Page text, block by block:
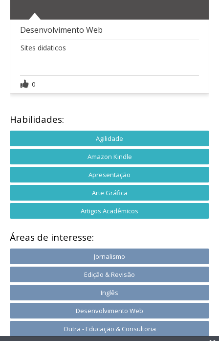
Desenvolvimento Web
Sites didaticos
0
Habilidades:
Agilidade
Amazon Kindle
Apresentação
Arte Gráfica
Artigos Acadêmicos
Áreas de interesse:
Jornalismo
Edição & Revisão
Inglês
Desenvolvimento Web
Outra - Educação & Consultoria